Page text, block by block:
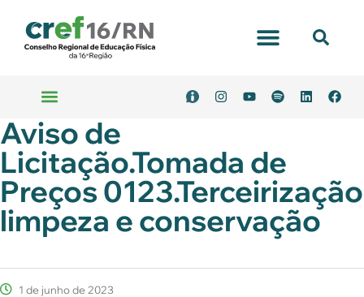
Aviso de
Licitação.Tomada de
Preços 0123.Terceirização
limpeza e conservação
1 de junho de 2023